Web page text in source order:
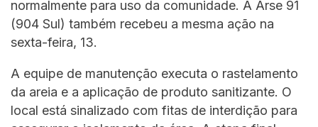
normalmente para uso da comunidade. A Arse 91
(904 Sul) também recebeu a mesma ação na
sexta-feira, 13.
A equipe de manutenção executa o rastelamento
da areia e a aplicação de produto sanitizante. O
local está sinalizado com fitas de interdição para